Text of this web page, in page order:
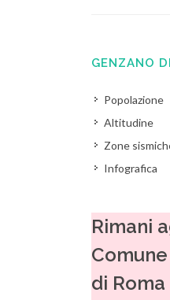
GENZANO
Popolazione
Altitudine
Zone
Infografica
Rimani
di Roma